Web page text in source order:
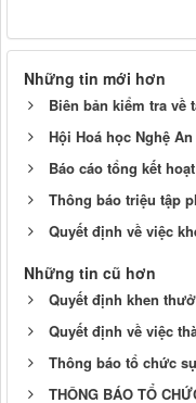
Những tin mới hơn
Biên bản kiểm tra về
Hội Hoá học Nghệ
Báo cáo tổng kết
Thông báo triệu tập
Quyết định về việc
Những tin cũ hơn
Quyết định khen
Quyết định về việc
Thông báo tổ chức
THÔNG BÁO TỔ